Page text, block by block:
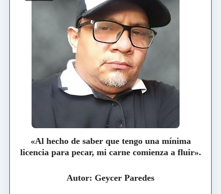
«Al hecho de saber que tengo una mínima
licencia para pecar, mi carne comienza a fluir».
Autor: Geycer Paredes